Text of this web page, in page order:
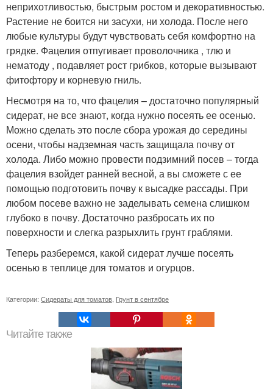
неприхотливостью, быстрым ростом и декоративностью.
Растение не боится ни засухи, ни холода. После него
любые культуры будут чувствовать себя комфортно на
грядке. Фацелия отпугивает проволочника , тлю и
нематоду , подавляет рост грибков, которые вызывают
фитофтору и корневую гниль.
Несмотря на то, что фацелия – достаточно популярный
сидерат, не все знают, когда нужно посеять ее осенью.
Можно сделать это после сбора урожая до середины
осени, чтобы надземная часть защищала почву от
холода. Либо можно провести подзимний посев – тогда
фацелия взойдет ранней весной, а вы сможете с ее
помощью подготовить почву к высадке рассады. При
любом посеве важно не заделывать семена слишком
глубоко в почву. Достаточно разбросать их по
поверхности и слегка разрыхлить грунт граблями.
Теперь разберемся, какой сидерат лучше посеять
осенью в теплице для томатов и огурцов.
Категории: Сидераты для томатов Грунт в сентябре
Читайте также